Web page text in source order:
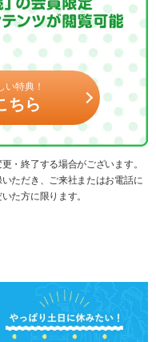
い特典！
ちら
・終了する場合がございます。
ただき、ご来社またはお電話に
た方に限ります。